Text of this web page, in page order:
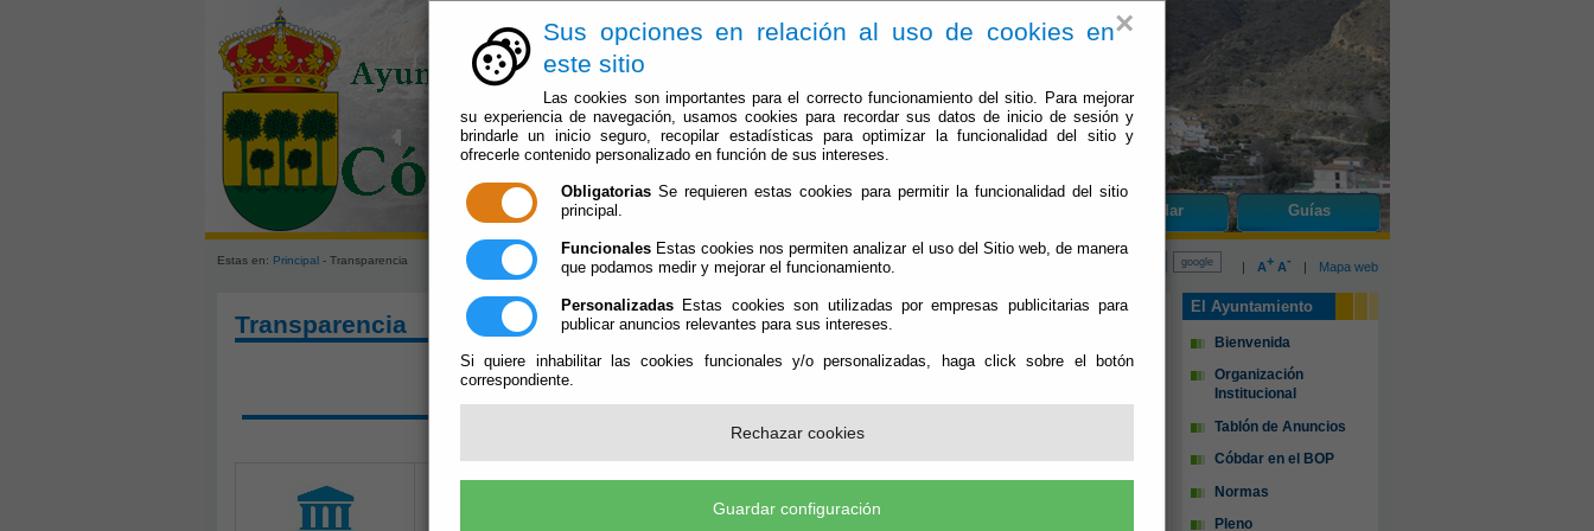
×
Sus opciones en relación al uso de cookies en
este sitio
Las cookies son importantes para el correcto funcionamiento del sitio. Para mejorar
su experiencia de navegación, usamos cookies para recordar sus datos de inicio de sesión y
brindarle un inicio seguro, recopilar estadísticas para optimizar la funcionalidad del sitio y
ofrecerle contenido personalizado en función de sus intereses.
Obligatorias Se requieren estas cookies para permitir la funcionalidad del sitio
principal.
Funcionales Estas cookies nos permiten analizar el uso del Sitio web, de manera
que podamos medir y mejorar el funcionamiento.
Personalizadas Estas cookies son utilizadas por empresas publicitarias para
publicar anuncios relevantes para sus intereses.
Si quiere inhabilitar las cookies funcionales y/o personalizadas, haga click sobre el botón
correspondiente.
Rechazar cookies
Guardar configuración
Cóbdar Guías
Estas en: Principal- Transparencia | A+ A- | Mapa web
El Ayuntamiento
Bienvenida
Organización
Institucional
Tablón de Anuncios
Cóbdar en el BOP
Normas
Pleno
Transparencia
SOLICITAR ACCESO A LA INFORMACION